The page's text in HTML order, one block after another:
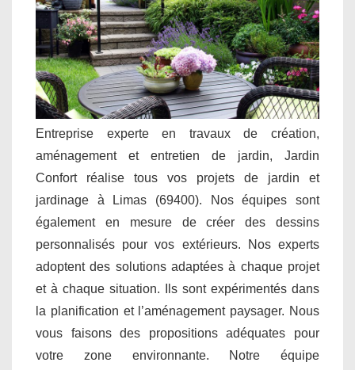
Entreprise experte en travaux de création,
aménagement et entretien de jardin, Jardin
Confort réalise tous vos projets de jardin et
jardinage à Limas (69400). Nos équipes sont
également en mesure de créer des dessins
personnalisés pour vos extérieurs. Nos experts
adoptent des solutions adaptées à chaque projet
et à chaque situation. Ils sont expérimentés dans
la planification et l’aménagement paysager. Nous
vous faisons des propositions adéquates pour
votre zone environnante. Notre équipe